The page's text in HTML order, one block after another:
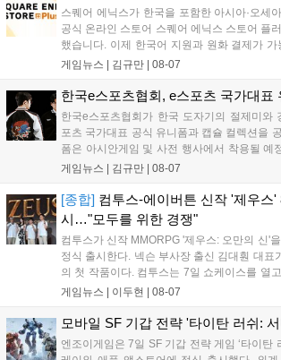
스퀘어 에닉스가 한국을 포함한 아시아·오세
공식 온라인 스토어 스퀘어 에닉스 스토어 플
했습니다. 이제 한국어 지원과 원화 결제가
어 등 주요 게임의 피규어, 굿즈를 구매할 수
용 가능합니다....
게임뉴스 | 김규만 | 08-07
한국e스포츠협회, e스포츠 국가대표
한국e스포츠협회가 한국 도자기의 절제미와
포츠 국가대표 공식 유니폼과 캡슐 컬렉션을
폼은 아시안게임 및 사전 행사에서 착용될 예
구성된 컬렉션은 오는 8월 28일부터 골스튜
서는 대회 규정에 따라 별도의 유니폼을 착용할
게임뉴스 | 김규만 | 08-07
[종합] 컴투스-에이버튼 신작 '제우스'
시…"모두를 위한 경쟁"
컴투스가 신작 MMORPG '제우스: 오만의 신'
정식 출시한다. 넥슨 부사장 출신 김대훤 대표
의 첫 작품이다. 컴투스는 7일 쇼케이스를 열
심 콘텐츠, 유료화 정책, 운영 방향을 공개했다
의 오만으로 균열이...
게임뉴스 | 이두현 | 08-07
모바일 SF 기갑 전략 '타이탄 러쉬:
엔조이게임은 7일 SF 기갑 전략 게임 ‘타이탄